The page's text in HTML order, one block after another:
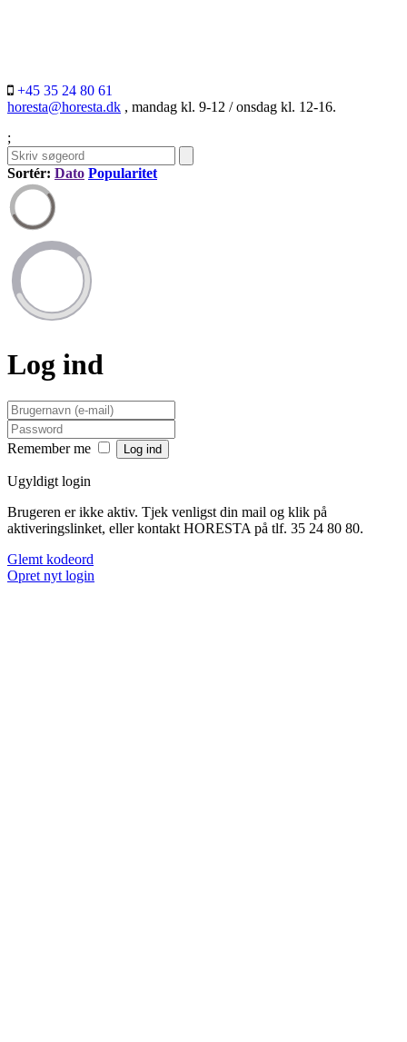
+45 35 24 80 61
horesta@horesta.dk , mandag kl. 9-12 / onsdag kl. 12-16.
;
Sortér: Dato Popularitet
Log ind
Remember me
Ugyldigt login
Brugeren er ikke aktiv. Tjek venligst din mail og klik på
aktiveringslinket, eller kontakt HORESTA på tlf. 35 24 80 80.
Glemt kodeord
Opret nyt login